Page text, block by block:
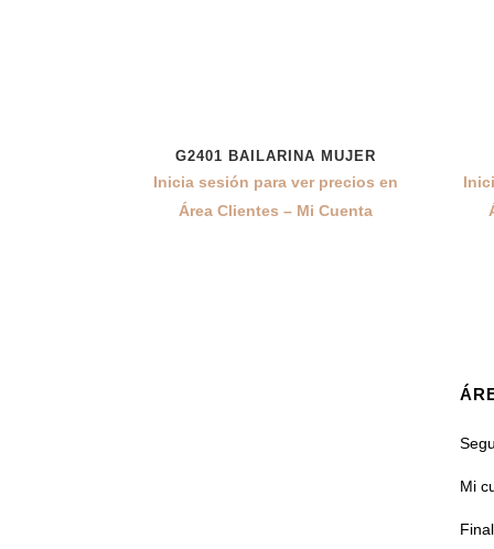
G2401 BAILARINA MUJER
Inicia sesión para ver precios en
Área Clientes – Mi Cuenta
Mi